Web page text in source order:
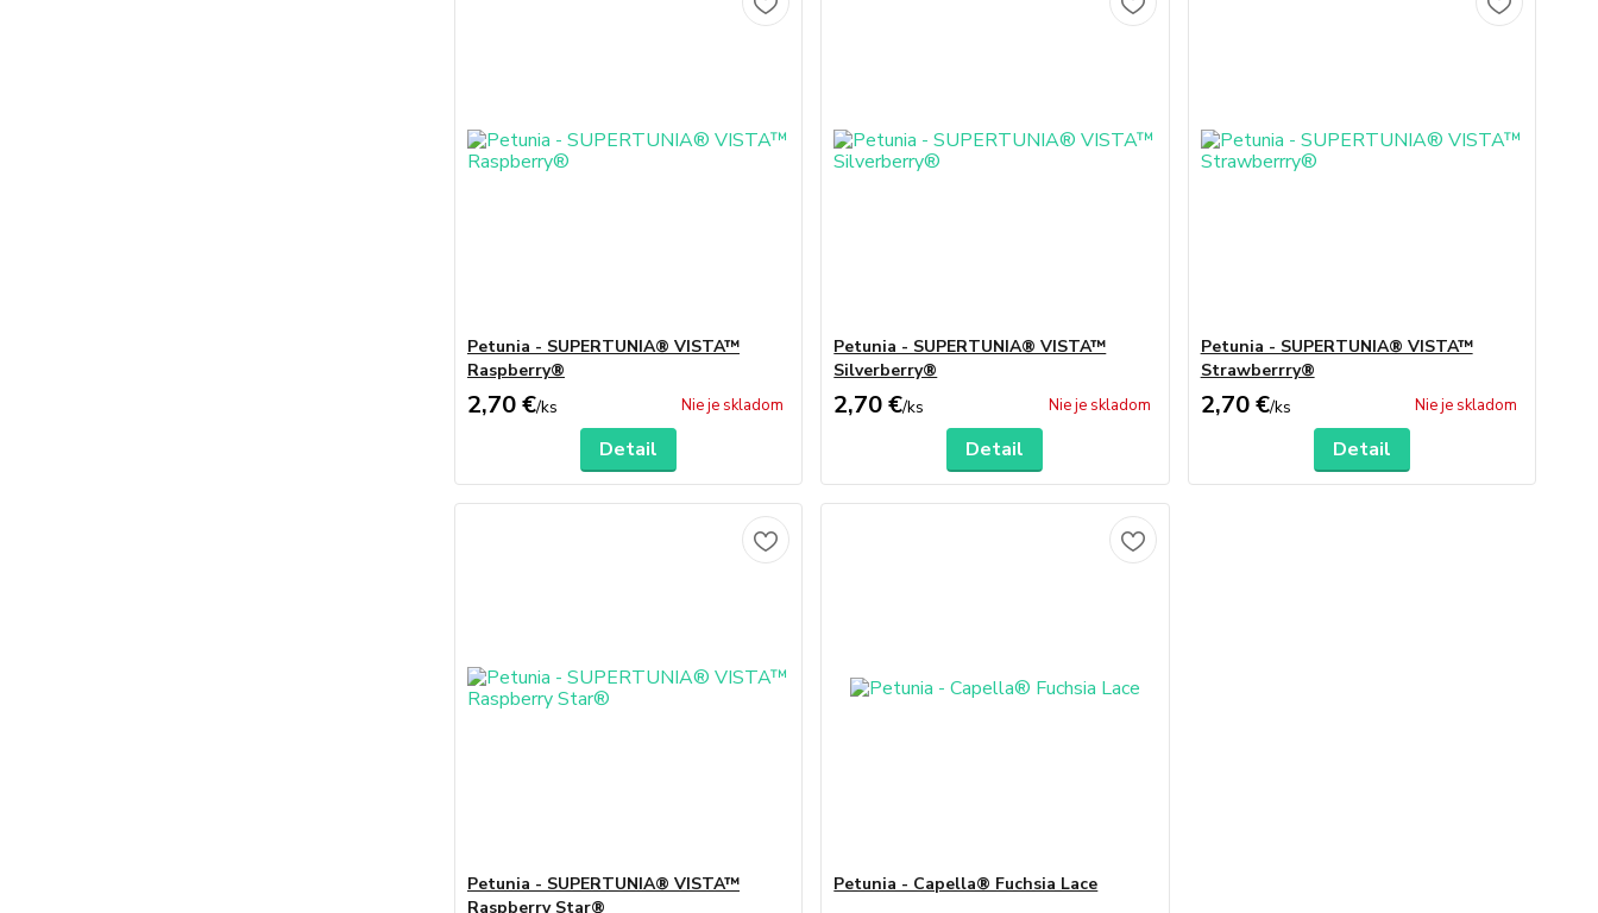
Petunia - SUPERTUNIA® VISTA™
Raspberry®
2,70 €/ks Nie je skladom
Detail
Petunia - SUPERTUNIA® VISTA™
Silverberry®
2,70 €/ks Nie je skladom
Detail
Petunia - SUPERTUNIA® VISTA™
Strawberrry®
2,70 €/ks Nie je skladom
Detail
Petunia - SUPERTUNIA® VISTA™
Raspberry Star®
Petunia - Capella® Fuchsia Lace